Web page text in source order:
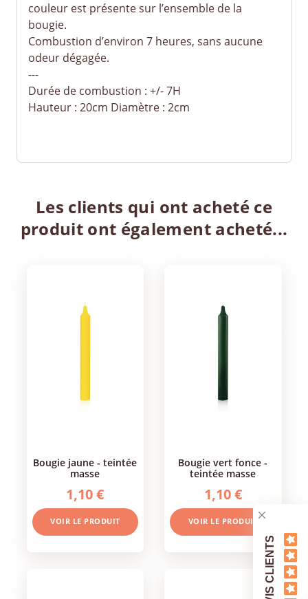
couleur est présente sur l’ensemble de la
bougie.
Combustion d’environ 7 heures, sans aucune
odeur dégagée.
---
Durée de combustion : +/- 7H
Hauteur : 20cm Diamètre : 2cm
Les clients qui ont acheté ce
produit ont également acheté...
bougie jaune - teintée
masse
1,10 €
VOIR LE PRODUIT
bougie vert fonce -
teintée masse
1,10 €
VOIR LE PRODUIT
AVIS CLIENTS